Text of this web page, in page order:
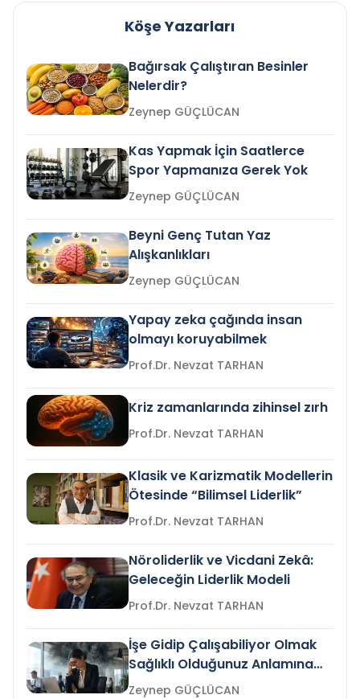
Köşe Yazarları
Bağırsak Çalıştıran Besinler
Nelerdir?
Zeynep GÜÇLÜCAN
Kas Yapmak İçin Saatlerce
Spor Yapmanıza Gerek Yok
Zeynep GÜÇLÜCAN
Beyni Genç Tutan Yaz
Alışkanlıkları
Zeynep GÜÇLÜCAN
Yapay zeka çağında insan
olmayı koruyabilmek
Prof.Dr. Nevzat TARHAN
Kriz zamanlarında zihinsel zırh
Prof.Dr. Nevzat TARHAN
Klasik ve Karizmatik Modellerin
Ötesinde “Bilimsel Liderlik”
Prof.Dr. Nevzat TARHAN
Nöroliderlik ve Vicdani Zekâ:
Geleceğin Liderlik Modeli
Prof.Dr. Nevzat TARHAN
İşe Gidip Çalışabiliyor Olmak
Sağlıklı Olduğunuz Anlamına
Gelir mi?Zeynep GÜÇLÜCAN